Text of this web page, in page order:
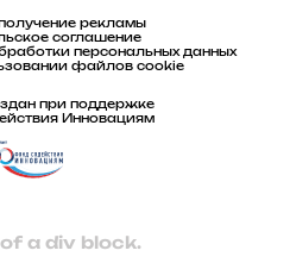
рекламы
соглашение
персональных данных
файлов cookie
при поддержке
Инновациям
a div block.